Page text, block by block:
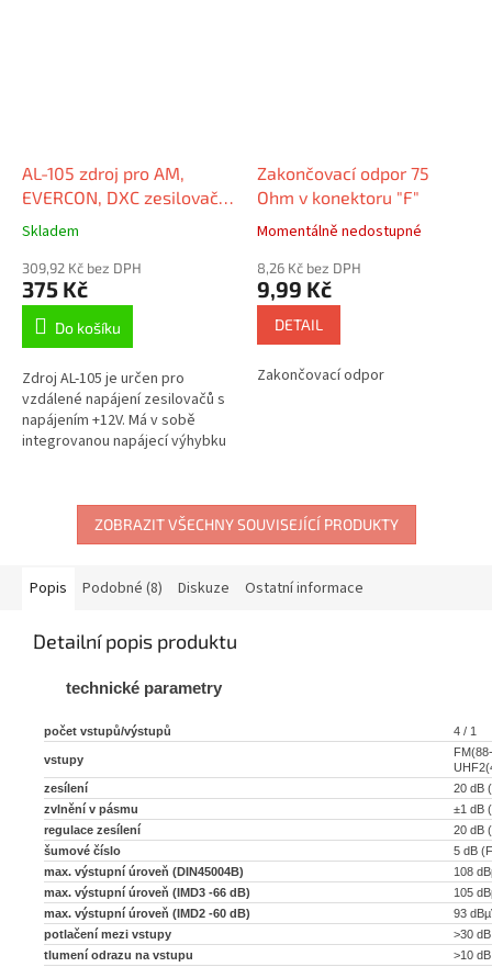
AL-105 zdroj pro AM,
EVERCON, DXC zesilovače,
12V/100 mA
Skladem
309,92 Kč bez DPH
375 Kč
Do košíku
Zdroj AL-105 je určen pro
vzdálené napájení zesilovačů s
napájením +12V. Má v sobě
integrovanou napájecí výhybku
Zakončovací odpor 75
Ohm v konektoru "F"
Momentálně nedostupné
8,26 Kč bez DPH
9,99 Kč
DETAIL
Zakončovací odpor
ZOBRAZIT VŠECHNY SOUVISEJÍCÍ PRODUKTY
Popis Podobné (8) Diskuze Ostatní informace
Detailní popis produktu
technické parametry
počet vstupů/výstupů 4 / 1
vstupy
zesílení
20 dB
zvlnění v pásmu
±1 dB
regulace zesílení
20 dB
šumové číslo
5 dB
max. výstupní úroveň (DIN45004B)
108
max. výstupní úroveň (IMD3 -66 dB)
105
max. výstupní úroveň (IMD2 -60 dB)
93
potlačení mezi vstupy
>30 dB
tlumení odrazu na vstupu
>10 dB